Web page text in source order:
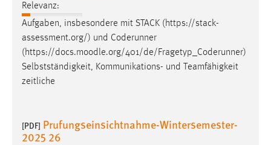
Relevanz:
Aufgaben, insbesondere mit STACK (https://stack-
assessment.org/) und Coderunner
(https://docs.moodle.org/401/de/Fragetyp_Coderunner)
Selbstständigkeit, Kommunikations- und Teamfähigkeit
zeitliche
[PDF] Prufungseinsichtnahme-Wintersemester-
2025 26